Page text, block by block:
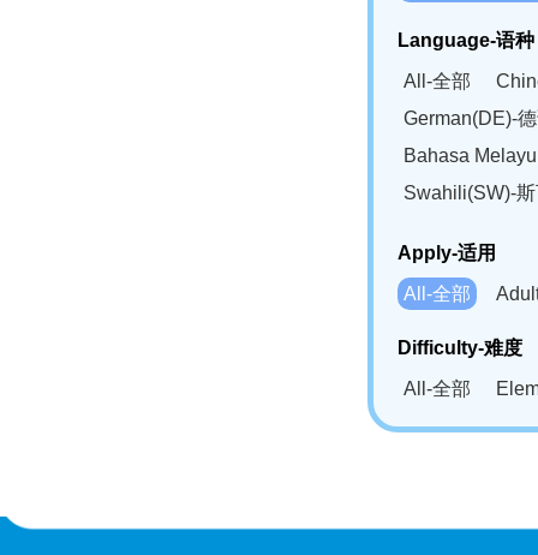
Language-语种
All-全部
German(DE)-
Bahasa
Swahili(SW)-
Apply-适用
All-全部
Difficulty-难度
All-全部